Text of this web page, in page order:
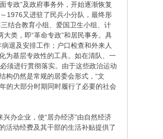
政”及政府事务外，开始逐渐恢复
1976又进驻了民兵小分队，最终形
结合教育小组、爱国卫生小组、计
类，即“革命专政”和居民事务。具
退及安排工作；户口检查和外来人
为基层专政性的工具。如在清队、一
须进行贯彻落实。由于这些政治运动
构仍然是常规的居委会形式，“文
的大部分时期同时履行了必要的社会
办企业，使“居办经济”由自然经济
活动经费及其干部的生活补贴提供了